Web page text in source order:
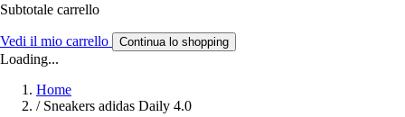
Subtotale carrello
Vedi il mio carrello Continua lo shopping
Loading...
Home
/ Sneakers adidas Daily 4.0